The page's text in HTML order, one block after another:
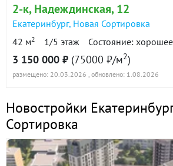
2-к, Надеждинская, 12
Екатеринбург, Новая Сортировка
42 м2 1/5 этаж Состояние: хорошее
3 150 000 ₽ (75000 ₽/м2)
размещено: 20.03.2026 , обновлено: 1.08.2026
Новостройки Екатеринбург
Сортировка